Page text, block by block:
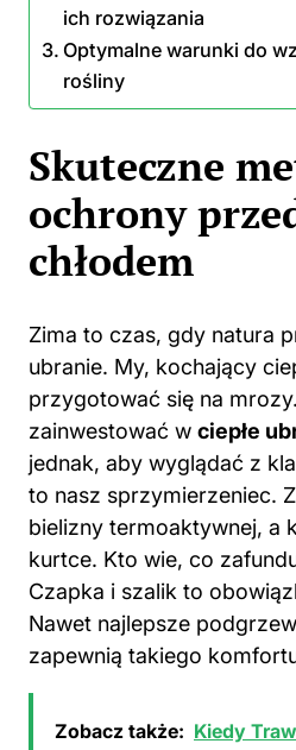
ich rozwiązania
Optymalne warunki do
rośliny
Skuteczne
ochrony
chłodem
Zima to czas, gdy natura
ubranie. My, kochający
przygotować się na
zainwestować w ciepłe
jednak, aby wyglądać z
to nasz sprzymierzeniec.
bielizny termoaktywnej, a
kurtce. Kto wie, co
Czapka i szalik to
Nawet najlepsze
zapewnią takiego
Zobacz także: Kiedy